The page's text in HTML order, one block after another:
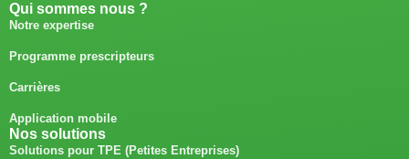
Qui sommes nous ?
Notre expertise
Programme prescripteurs
Carrières
Application mobile
Nos solutions
Solutions pour TPE (Petites Entreprises)